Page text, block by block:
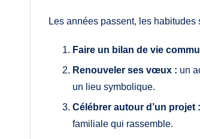
Les années passent, les habitudes
Faire un bilan de vie
Renouveler ses vœux : un
un lieu symbolique.
Célébrer autour d’un projet :
familiale qui rassemble.